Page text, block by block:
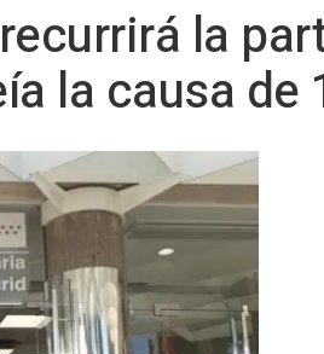
la
la causa de